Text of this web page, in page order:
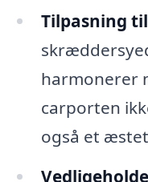
Tilpasning
harmonerer
carporten
også et